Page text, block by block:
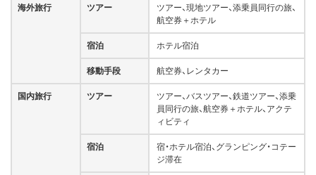
海外旅行 ツアー
ツアー、現地ツアー、添乗員同行の旅、
航空券＋ホテル
宿泊 ホテル宿泊
移動手段 航空券、レンタカー
国内旅行 ツアー
ツアー、バスツアー、鉄道ツアー、添乗
員同行の旅、航空券＋ホテル、アクテ
ィビティ
宿泊
宿・ホテル宿泊、グランピング・コテー
ジ滞在